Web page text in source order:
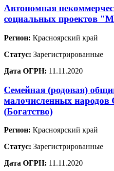
Автономная
социальных проектов
Регион: Красноярский край
Статус: Зарегистрированные
Дата ОГРН: 11.11.2020
Семейная (родовая)
малочисленных
(Богатство)
Регион: Красноярский край
Статус: Зарегистрированные
Дата ОГРН: 11.11.2020